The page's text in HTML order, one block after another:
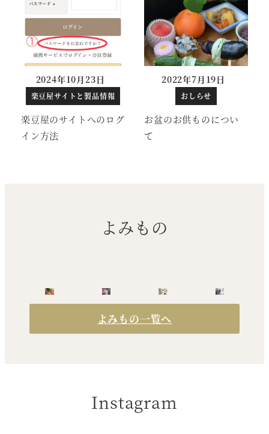
楽豆屋のサイトへのログ
イン方法
投稿日
2024年10月23日
楽豆屋サイトと製品情報
お盆のお供ものについ
て
投稿日
2022年7月19日
おしらせ
よみもの
よみもの一覧へ
Instagram